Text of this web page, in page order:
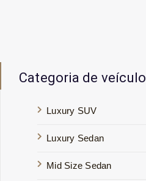
Categoria de veículo
Luxury SUV
Luxury Sedan
Mid Size Sedan